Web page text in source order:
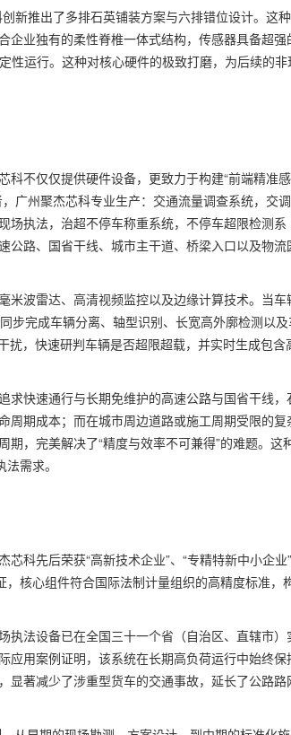
新推出了多排石英铺装方案与六排错位设计。这
企业独有的柔性脊椎一体式结构，传感器具备超强
性运行。这种对核心硬件的极致打磨，为后续的非
不仅仅提供硬件设备，更致力于构建“前端精准
广州聚杰芯科专业生产：交通流量调查系统，交
场执法，治超不停车称重系统，不停车超限检测系
公路、国省干线、城市主干道、桥梁入口以及物流
米波雷达、高清视频监控以及边缘计算技术。当车
步完成车辆分离、轴型识别、长宽高外廓检测以
扰，快速研判车辆是否超限超载，并实时生成包含
求快速通行与长期免维护的高速公路与国省干线，
周期成本；而在城市周边道路或施工周期受限的复
，完美解决了“精度与效率不可兼得”的难题。这
需求。
科先后荣获“高新技术企业”、“专精特新中小企业
核心组件符合国际法制计量组织的高精度标准，
执法设备已在全国三十一个省（自治区、直辖市）
应用案例证明，该系统在长期高负荷运行中始终保
显著减少了涉重型货车的交通事故，延长了公路路